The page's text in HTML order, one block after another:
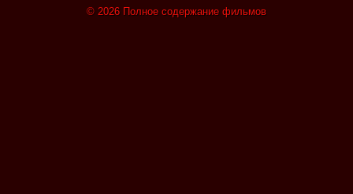
© 2026 Полное содержание фильмов